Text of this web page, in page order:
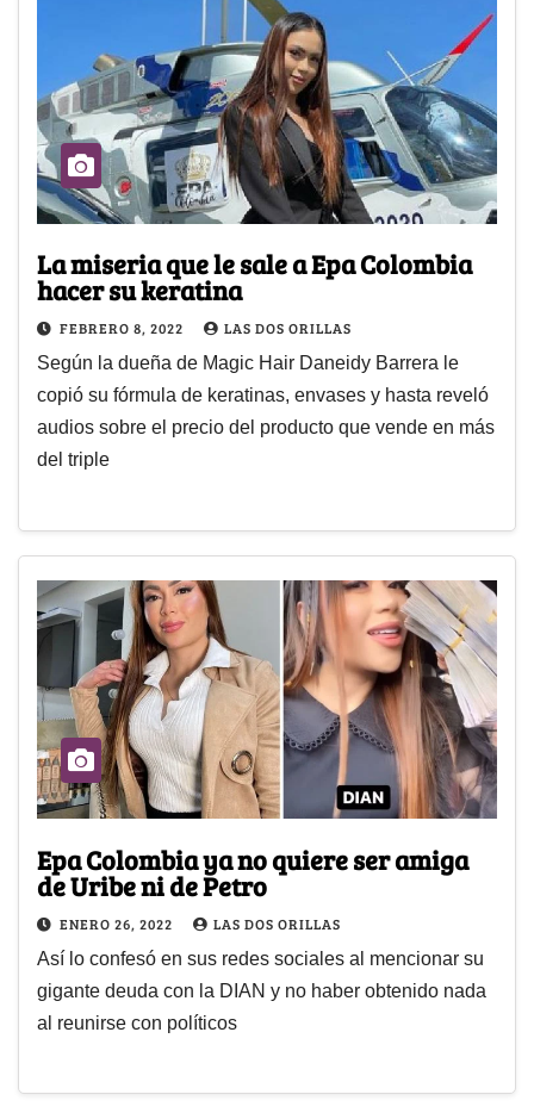
La miseria que le sale a Epa Colombia
hacer su keratina
FEBRERO 8, 2022 LAS DOS ORILLAS
Según la dueña de Magic Hair Daneidy Barrera le
copió su fórmula de keratinas, envases y hasta reveló
audios sobre el precio del producto que vende en más
del triple
Epa Colombia ya no quiere ser amiga
de Uribe ni de Petro
ENERO 26, 2022 LAS DOS ORILLAS
Así lo confesó en sus redes sociales al mencionar su
gigante deuda con la DIAN y no haber obtenido nada
al reunirse con políticos